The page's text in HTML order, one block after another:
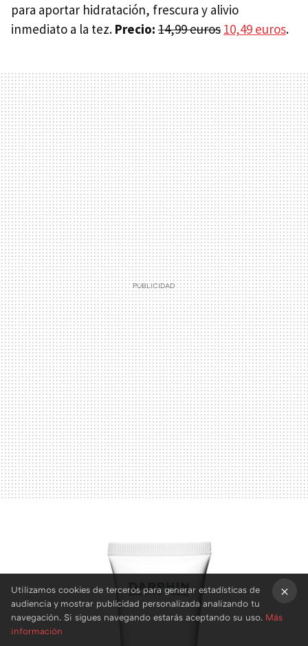
para aportar hidratación, frescura y alivio
inmediato a la tez. Precio: 14,99 euros 10,49 euros.
Utilizamos cookies de terceros para generar estadísticas de
audiencia y mostrar publicidad personalizada analizando tu
navegación. Si sigues navegando estarás aceptando su uso. Más
información